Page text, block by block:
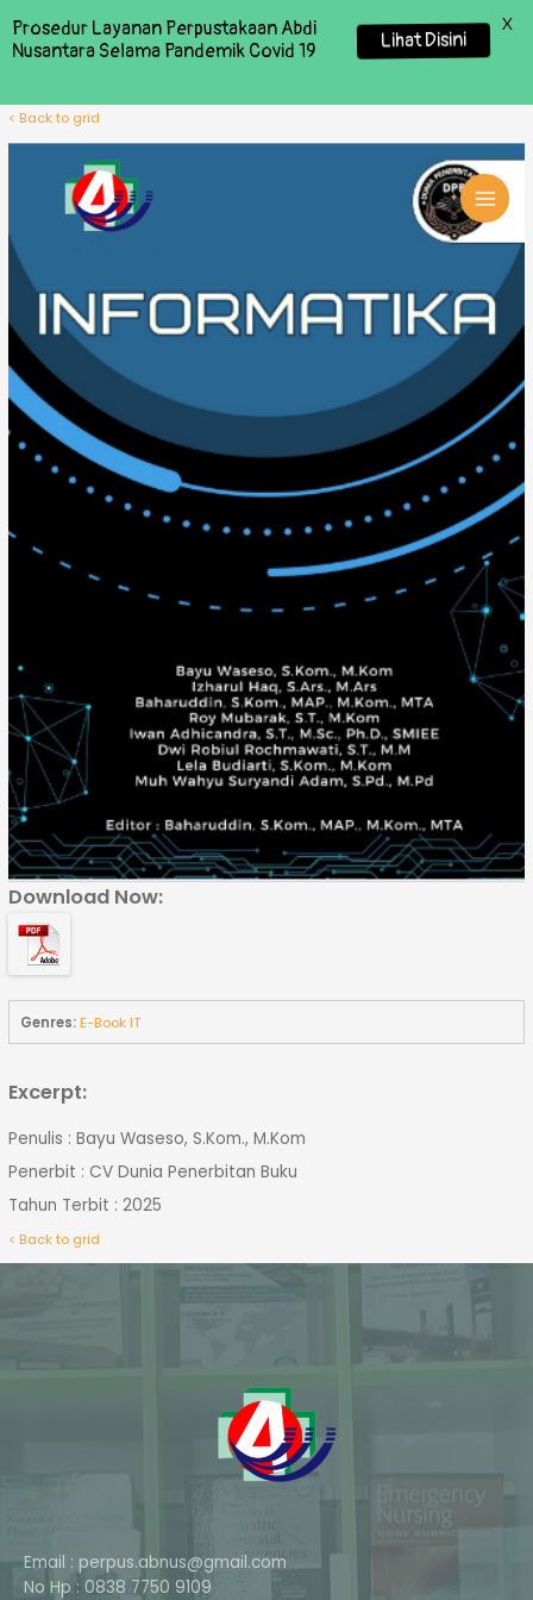
< Back to grid
Download Now:
Genres:E-Book IT
Excerpt:
Penulis : Bayu Waseso, S.Kom., M.Kom
Penerbit : CV Dunia Penerbitan Buku
Tahun Terbit : 2025
< Back to grid
Email : perpus.abnus@gmail.com
No Hp : 0838 7750 9109
Prosedur Layanan Perpustakaan Abdi
Nusantara Selama Pandemik Covid 19
Lihat Disini
X